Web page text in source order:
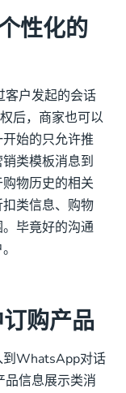
性化的
客户发起的会话
后，商家也可以
始的只允许推
类模板消息到
物历史的相关
类信息、购物
毕竟好的沟通
购产品
到WhatsApp对话
信息展示类消